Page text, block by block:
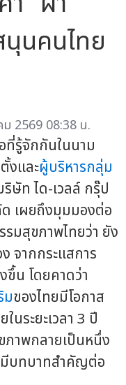
นคนไทย
2569 08:38 น.
ที่รู้จักกันในนาม
งและผู้บริหารกลุ่ม
ษัท ได-เวลล์ กรุ๊ป
เผยถึงมุมมองต่อ
รมสุขภาพไทยว่า ยัง
จากกระแสการ
น โดยคาดว่า
มของไทยมีโอกาส
นระยะเวลา 3 ปี
ภาพกลายเป็นหนึ่ง
บทบาทสำคัญต่อ